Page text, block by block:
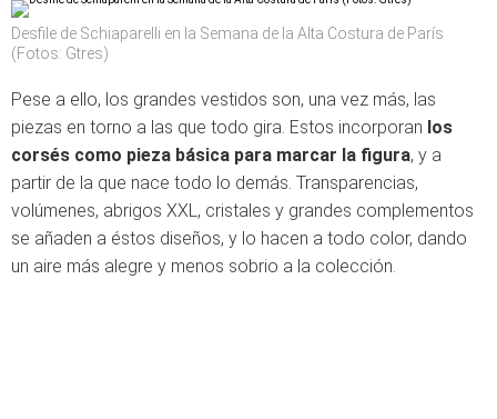
Desfile de Schiaparelli en la Semana de la Alta Costura de París
(Fotos: Gtres)
Pese a ello, los grandes vestidos son, una vez más, las
piezas en torno a las que todo gira. Estos incorporan los
corsés como pieza básica para marcar la figura, y a
partir de la que nace todo lo demás. Transparencias,
volúmenes, abrigos XXL, cristales y grandes complementos
se añaden a éstos diseños, y lo hacen a todo color, dando
un aire más alegre y menos sobrio a la colección.